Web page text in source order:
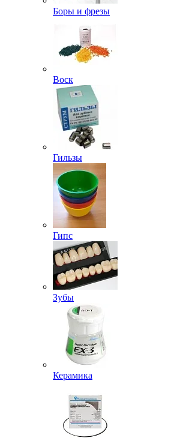
Боры и фрезы
Воск
Гильзы
Гипс
Зубы
Керамика